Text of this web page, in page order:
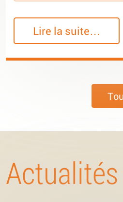
Lire la suite…
Actualités